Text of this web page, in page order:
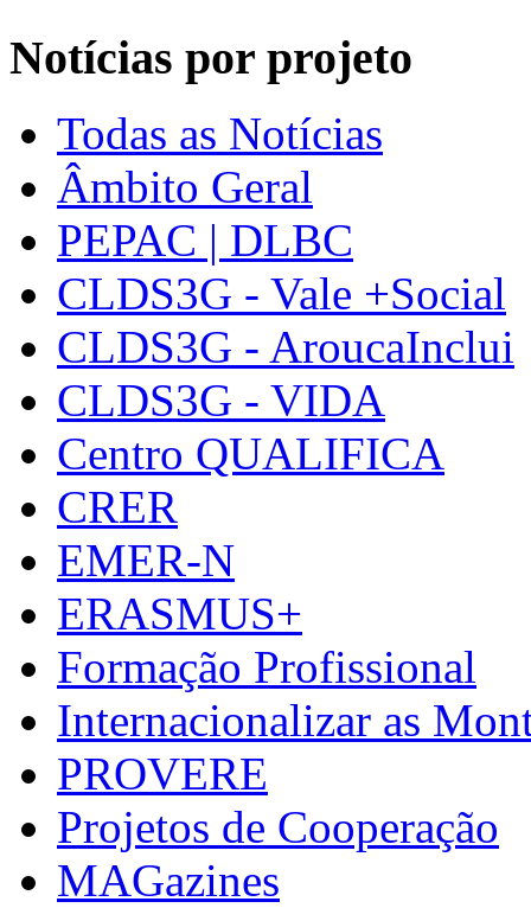
Notícias por projeto
Todas as Notícias
Âmbito Geral
PEPAC | DLBC
CLDS3G - Vale +Social
CLDS3G - AroucaInclui
CLDS3G - VIDA
Centro QUALIFICA
CRER
EMER-N
ERASMUS+
Formação Profissional
Internacionalizar as
PROVERE
Projetos de Cooperação
MAGazines